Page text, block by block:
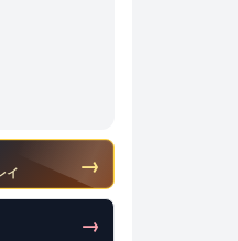
イ →
→